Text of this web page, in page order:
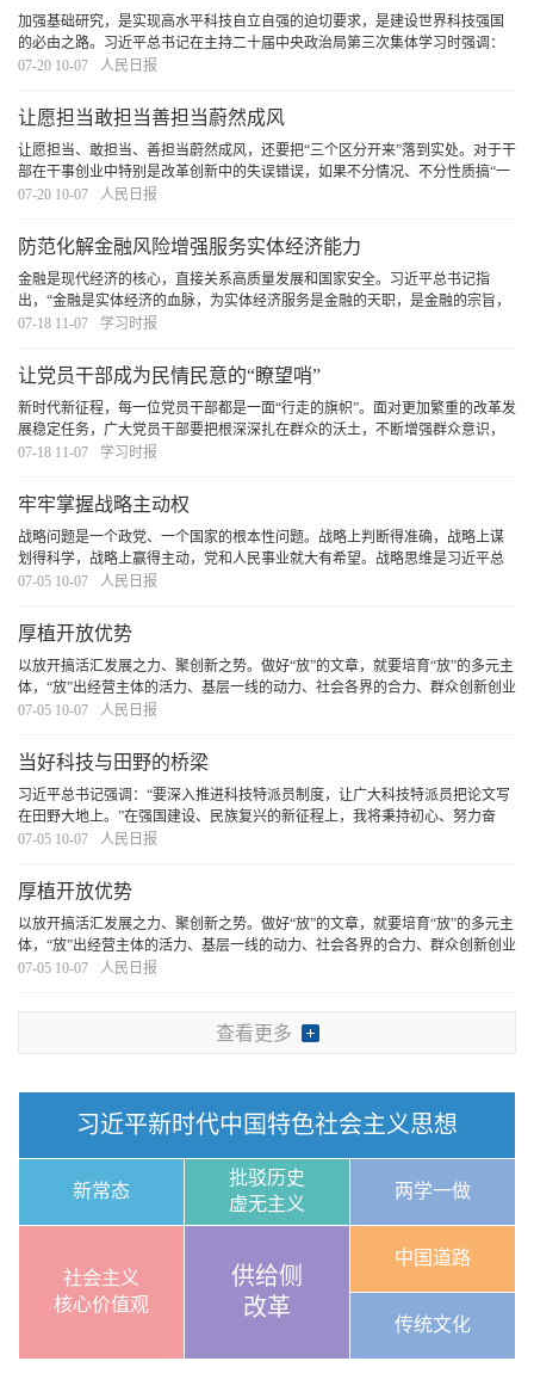
加强基础研究，是实现高水平科技自立自强的迫切要求，是建设世界科技强国
的必由之路。习近平总书记在主持二十届中央政治局第三次集体学习时强调：
“必须深化基础研究体制机制改革，发挥好制度、政策的价值驱动和战略牵引作
07-20 10-07 人民日报
让愿担当敢担当善担当蔚然成风
让愿担当、敢担当、善担当蔚然成风，还要把“三个区分开来”落到实处。对于干
部在干事创业中特别是改革创新中的失误错误，如果不分情况、不分性质搞“一
刀切”，容易挫伤干部改革攻坚、干事创业的积极性。这就要求把“三个区分开
07-20 10-07 人民日报
防范化解金融风险增强服务实体经济能力
金融是现代经济的核心，直接关系高质量发展和国家安全。习近平总书记指
出，“金融是实体经济的血脉，为实体经济服务是金融的天职，是金融的宗旨，
也是防范金融风险的根本举措”，强调要“增强金融服务实体经济能力，坚决打好
07-18 11-07 学习时报
让党员干部成为民情民意的“瞭望哨”
新时代新征程，每一位党员干部都是一面“行走的旗帜”。面对更加繁重的改革发
展稳定任务，广大党员干部要把根深深扎在群众的沃土，不断增强群众意识，
提高群众工作能力，成为堪当民族复兴重任的骨干力量。
07-18 11-07 学习时报
牢牢掌握战略主动权
战略问题是一个政党、一个国家的根本性问题。战略上判断得准确，战略上谋
划得科学，战略上赢得主动，党和人民事业就大有希望。战略思维是习近平总
书记反复强调的重要思维方法。全面建设社会主义现代化国家，必须深入学习
07-05 10-07 人民日报
厚植开放优势
以放开搞活汇发展之力、聚创新之势。做好“放”的文章，就要培育“放”的多元主
体，“放”出经营主体的活力、基层一线的动力、社会各界的合力、群众创新创业
的潜力。各级领导干部要深刻理解建立“亲清政商关系”的内涵意义与路径，光明
07-05 10-07 人民日报
当好科技与田野的桥梁
习近平总书记强调：“要深入推进科技特派员制度，让广大科技特派员把论文写
在田野大地上。”在强国建设、民族复兴的新征程上，我将秉持初心、努力奋
斗，继续发挥专业所长，努力钻研出更多成果，在乡村振兴中作出新的贡献。
07-05 10-07 人民日报
厚植开放优势
以放开搞活汇发展之力、聚创新之势。做好“放”的文章，就要培育“放”的多元主
体，“放”出经营主体的活力、基层一线的动力、社会各界的合力、群众创新创业
的潜力。各级领导干部要深刻理解建立“亲清政商关系”的内涵意义与路径，光明
07-05 10-07 人民日报
查看更多
习近平新时代中国特色社会主义思想
新常态
批驳历史
虚无主义
两学一做
社会主义
核心价值观
供给侧
改革
中国道路
传统文化